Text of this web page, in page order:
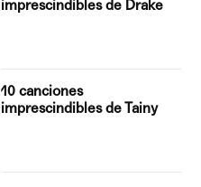
imprescindibles de Drake
10 canciones
imprescindibles de Tainy